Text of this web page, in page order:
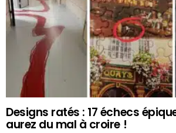
Designs ratés : 17 échecs
aurez du mal à croire !